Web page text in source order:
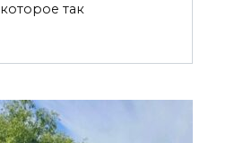
которое так